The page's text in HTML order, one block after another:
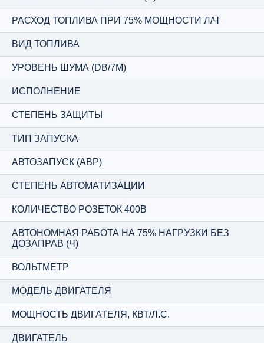
РАСХОД ТОПЛИВА ПРИ 75% МОЩНОСТИ Л/Ч
ВИД ТОПЛИВА
УРОВЕНЬ ШУМА (DB/7М)
ИСПОЛНЕНИЕ
СТЕПЕНЬ ЗАЩИТЫ
ТИП ЗАПУСКА
АВТОЗАПУСК (АВР)
СТЕПЕНЬ АВТОМАТИЗАЦИИ
КОЛИЧЕСТВО РОЗЕТОК 400В
АВТОНОМНАЯ РАБОТА НА 75% НАГРУЗКИ БЕЗ
ДОЗАПРАВ (Ч)
ВОЛЬТМЕТР
МОДЕЛЬ ДВИГАТЕЛЯ
МОЩНОСТЬ ДВИГАТЕЛЯ, КВТ/Л.С.
ДВИГАТЕЛЬ